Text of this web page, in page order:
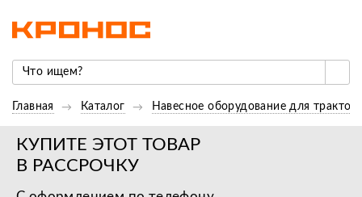
Главная Каталог Навесное оборудование для
КУПИТЕ ЭТОТ ТОВАР
В РАССРОЧКУ